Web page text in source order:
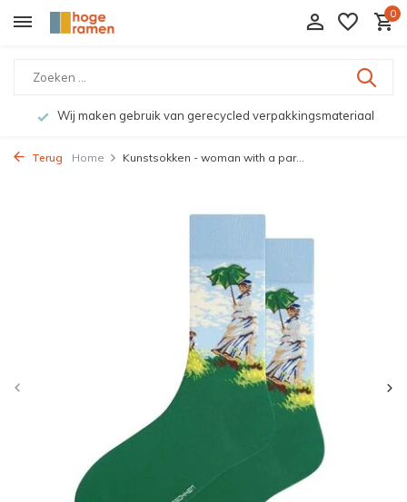
0
Wij maken gebruik van gerecycled verpakkingsmateriaal
Terug Home Kunstsokken - woman with a par...